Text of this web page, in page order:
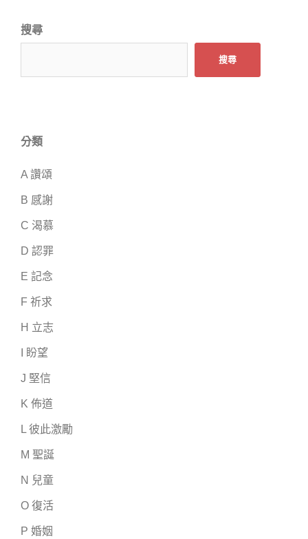
搜尋
搜尋
分類
A 讚頌
B 感謝
C 渴慕
D 認罪
E 記念
F 祈求
H 立志
I 盼望
J 堅信
K 佈道
L 彼此激勵
M 聖誕
N 兒童
O 復活
P 婚姻